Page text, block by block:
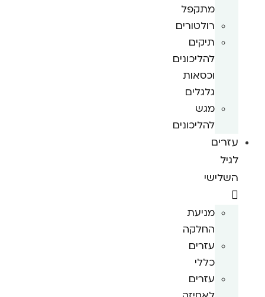
מתקפל
רולטורים
תיקים
להליכונים
וכסאות
גלגלים
מגש
להליכונים
עזרים
לגיל
השלישי
מניעת
החלקה
עזרים
כללי
עזרים